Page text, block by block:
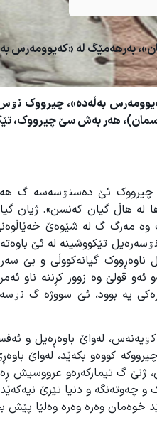
»، بەرهەمێگ لە «کەیوومەرس
بەڵەدە»، چیرووک
هەر بەش سێ چیرووک،
چیرووک ئێ دەسنۊسەسە گ
هاڵ گیان کەنسن». ژیان
مەرگ گ لە شێوەێ
تێکووشینە لە ئێ
گیانەکووڵی و بێ
قولێ وە زوور کڕننە ناو
بوود، ئێ سووژە گ نۊسەر
لەواێ باوەڕەیل و
کووەو بکەێد، لەواێ
ژنێ گ تیمارکەرەو عرووسیش
و چەوتەنگە و دنیا تێرێ
خوەمان وەرە وەرە وەلێا